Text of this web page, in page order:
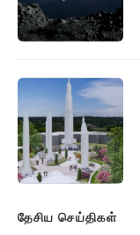
தேசிய செய்திகள்